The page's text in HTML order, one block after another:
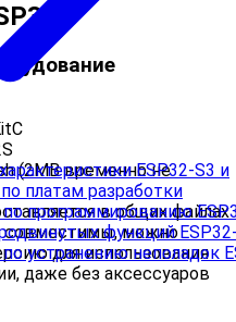
ESP32-S3 и
платам разработки
программированию
функций
устранению неполадок
(2MB временно не
в общих файлах
совместимы, можно
для использования
даже без аксессуаров